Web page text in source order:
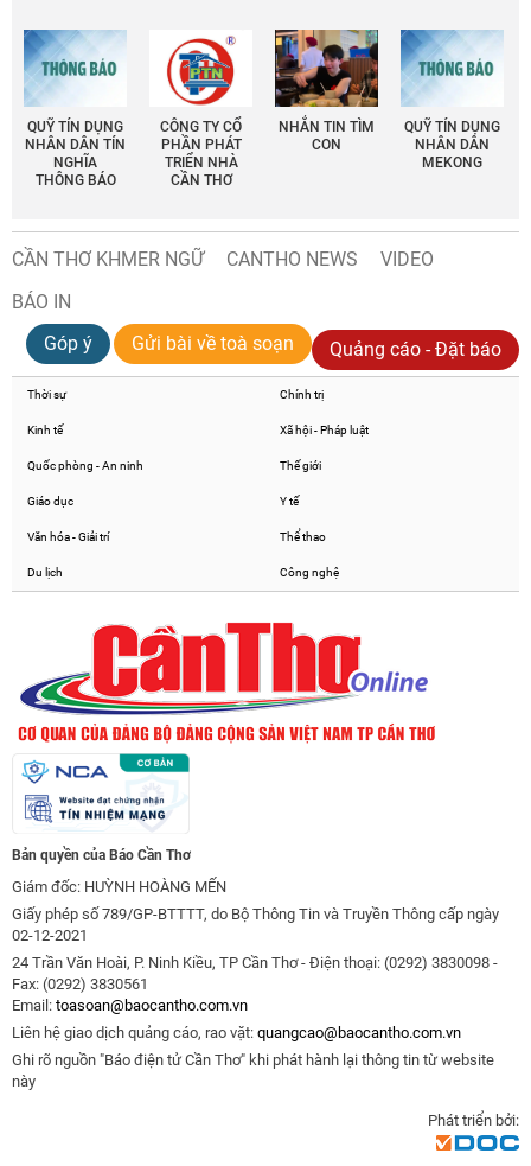
QUỸ TÍN DỤNG
NHÂN DÂN TÍN
NGHĨA
THÔNG BÁO
CÔNG TY CỔ
PHẦN PHÁT
TRIỂN NHÀ
CẦN THƠ
NHẮN TIN TÌM
CON
QUỸ TÍN DỤNG
NHÂN DÂN
MEKONG
CẦN THƠ KHMER NGỮ CANTHO NEWS
VIDEO
BÁO IN
Góp ý
Gửi bài về toà soạn Quảng cáo - Đặt báo
Thời sự Chính trị
Kinh tế Xã hội - Pháp luật
Quốc phòng - An ninh Thế giới
Giáo dục Y tế
Văn hóa - Giải trí Thể thao
Du lịch Công nghệ
Bản quyền của Báo Cần Thơ
Giám đốc: HUỲNH HOÀNG MẾN
Giấy phép số 789/GP-BTTTT, do Bộ Thông Tin và Truyền Thông cấp ngày
02-12-2021
24 Trần Văn Hoài, P. Ninh Kiều, TP Cần Thơ - Điện thoại: (0292) 3830098 -
Fax: (0292) 3830561
Email: toasoan@baocantho.com.vn
Liên hệ giao dịch quảng cáo, rao vặt: quangcao@baocantho.com.vn
Ghi rõ nguồn "Báo điện tử Cần Thơ" khi phát hành lại thông tin từ website
này
Phát triển bởi: